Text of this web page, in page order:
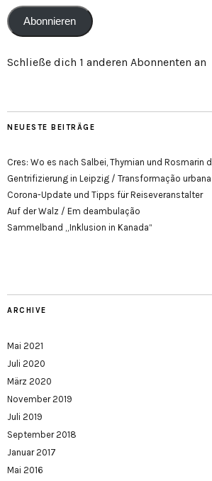
Abonnieren
Schließe dich 1 anderen Abonnenten an
NEUESTE BEITRÄGE
Cres: Wo es nach Salbei, Thymian und Rosmarin
Gentrifizierung in Leipzig / Transformação
Corona-Update und Tipps für Reiseveranstalter
Auf der Walz / Em deambulação
Sammelband „Inklusion in Kanada“
ARCHIVE
Mai 2021
Juli 2020
März 2020
November 2019
Juli 2019
September 2018
Januar 2017
Mai 2016